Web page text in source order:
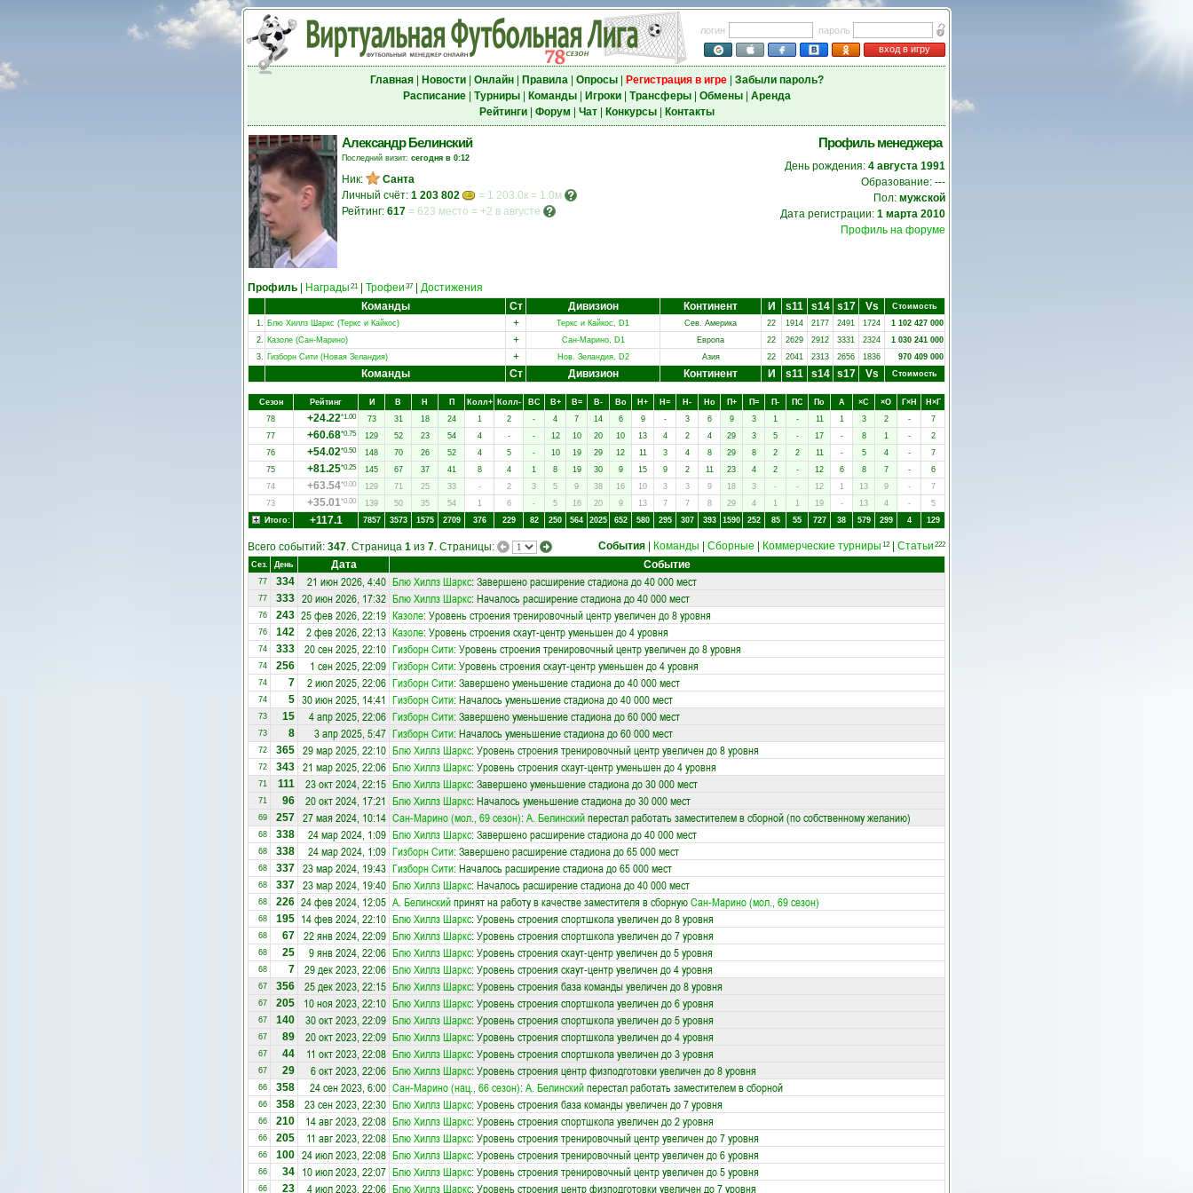
логин
пароль
вход в игру
Главная| Новости| Онлайн| Правила| Опросы| Регистрация в игре| Забыли пароль?
Расписание| Турниры| Команды| Игроки| Трансферы| Обмены| Аренда
Рейтинги| Форум Чат| Конкурсы| Контакты
Александр Белинский
Последний визит: сегодня в 0:12
Ник:
Санта
Личный счёт: 1 203 802
= 1 203.0к = 1.0м
Рейтинг: 617 = 623 место = +2 в августе
Профиль менеджера
День рождения: 4 августа 1991
Образование: ---
Пол: мужской
Дата регистрации: 1 марта 2010
Профиль на форуме
Профиль Награды 21 Трофеи 37
Достижения
Команды
Ст Дивизион Континент И s11 s14 s17 Vs
Стоимость
1. Блю Хиллз Шаркс (Теркс и Кайкос) + Теркс и Кайкос, D1 Сев. Америка 22 1914 2177 2491 1724
1 102 427 000
2. Казоле (Сан-Марино) + Сан-Марино, D1 Европа 22 2629 2912 3331 2324
1 030 241 000
3. Гизборн Сити (Новая Зеландия) + Нов. Зеландия, D2 Азия 22 2041 2313 2656 1836 970 409 000
Команды Ст Дивизион Континент И s11 s14 s17 Vs Стоимость
Сезон Рейтинг И В Н П Колл+ Колл- ВC В+ В= В- Вo Н+ Н= Н- Нo П+ П= П- ПC Пo А ×C ×O Г×Н
Н×Г
78
+24.22*1.00 73 31 18 24 1 2 - 4 7 14 6 9 - 3 6 9 3 1 - 11 1 3 2 -
7
77
+60.68*0.75 129 52 23 54 4 - - 12 10 20 10 13 4 2 4 29 3 5 - 17 - 8 1 -
2
76
+54.02*0.50 148 70 26 52 4 5 - 10 19 29 12 11 3 4 8 29 8 2 2 11 - 5 4 -
7
75
+81.25*0.25 145 67 37 41 8 4 1 8 19 30 9 15 9 2 11 23 4 2 - 12 6 8 7 -
6
74
+63.54*0.00 129 71 25 33 - 2 3 5 9 38 16 10 3 3 9 18 3 - - 12 1 13 9 -
7
73
+35.01*0.00 139 50 35 54 1 6 - 5 16 20 9 13 7 7 8 29 4 1 1 19 - 13 4 -
5
Итого:
+117.1 7857 3573 1575 2709 376 229 82 250 564 2025 652 580 295 307 393 1590 252 85 55 727 38 579 299 4 129
Всего событий: 347. Страница 1 из 7. Страницы: События Команды Сборные Коммерческие турниры 12 Статьи 222
Сез. День Дата Событие
77 334 21 июн 2026, 4:40 Блю Хиллз Шаркс: Завершено расширение стадиона до 40 000 мест
77 333 20 июн 2026, 17:32 Блю Хиллз Шаркс: Началось расширение стадиона до 40 000 мест
76 243 25 фев 2026, 22:19 Казоле: Уровень строения тренировочный центр увеличен до 8 уровня
76 142 2 фев 2026, 22:13 Казоле: Уровень строения скаут-центр уменьшен до 4 уровня
74 333 20 сен 2025, 22:10 Гизборн Сити: Уровень строения тренировочный центр увеличен до 8 уровня
74 256 1 сен 2025, 22:09 Гизборн Сити: Уровень строения скаут-центр уменьшен до 4 уровня
74 7 2 июл 2025, 22:06 Гизборн Сити: Завершено уменьшение стадиона до 40 000 мест
74 5 30 июн 2025, 14:41 Гизборн Сити: Началось уменьшение стадиона до 40 000 мест
73 15 4 апр 2025, 22:06 Гизборн Сити: Завершено уменьшение стадиона до 60 000 мест
73 8 3 апр 2025, 5:47 Гизборн Сити: Началось уменьшение стадиона до 60 000 мест
72 365 29 мар 2025, 22:10 Блю Хиллз Шаркс: Уровень строения тренировочный центр увеличен до 8 уровня
72 343 21 мар 2025, 22:06 Блю Хиллз Шаркс: Уровень строения скаут-центр уменьшен до 4 уровня
71 111 23 окт 2024, 22:15 Блю Хиллз Шаркс: Завершено уменьшение стадиона до 30 000 мест
71 96 20 окт 2024, 17:21 Блю Хиллз Шаркс: Началось уменьшение стадиона до 30 000 мест
69 257 27 мая 2024, 10:14 Сан-Марино (мол., 69 сезон): А. Белинскийперестал работать заместителем в сборной (по собственному желанию)
68 338 24 мар 2024, 1:09 Блю Хиллз Шаркс: Завершено расширение стадиона до 40 000 мест
68 338 24 мар 2024, 1:09 Гизборн Сити: Завершено расширение стадиона до 65 000 мест
68 337 23 мар 2024, 19:43 Гизборн Сити: Началось расширение стадиона до 65 000 мест
68 337 23 мар 2024, 19:40 Блю Хиллз Шаркс: Началось расширение стадиона до 40 000 мест
68 226 24 фев 2024, 12:05 А. Белинскийпринят на работу в качестве заместителя в сборнуюСан-Марино (мол., 69 сезон)
68 195 14 фев 2024, 22:10 Блю Хиллз Шаркс: Уровень строения спортшкола увеличен до 8 уровня
68 67 22 янв 2024, 22:09 Блю Хиллз Шаркс: Уровень строения спортшкола увеличен до 7 уровня
68 25 9 янв 2024, 22:06 Блю Хиллз Шаркс: Уровень строения скаут-центр увеличен до 5 уровня
68 7 29 дек 2023, 22:06 Блю Хиллз Шаркс: Уровень строения скаут-центр увеличен до 4 уровня
67 356 25 дек 2023, 22:15 Блю Хиллз Шаркс: Уровень строения база команды увеличен до 8 уровня
67 205 10 ноя 2023, 22:10 Блю Хиллз Шаркс: Уровень строения спортшкола увеличен до 6 уровня
67 140 30 окт 2023, 22:09 Блю Хиллз Шаркс: Уровень строения спортшкола увеличен до 5 уровня
67 89 20 окт 2023, 22:09 Блю Хиллз Шаркс: Уровень строения спортшкола увеличен до 4 уровня
67 44 11 окт 2023, 22:08 Блю Хиллз Шаркс: Уровень строения спортшкола увеличен до 3 уровня
67 29 6 окт 2023, 22:06 Блю Хиллз Шаркс: Уровень строения центр физподготовки увеличен до 8 уровня
66 358 24 сен 2023, 6:00 Сан-Марино (нац., 66 сезон): А. Белинскийперестал работать заместителем в сборной
66 358 23 сен 2023, 22:30 Блю Хиллз Шаркс: Уровень строения база команды увеличен до 7 уровня
66 210 14 авг 2023, 22:08 Блю Хиллз Шаркс: Уровень строения спортшкола увеличен до 2 уровня
66 205 11 авг 2023, 22:08 Блю Хиллз Шаркс: Уровень строения тренировочный центр увеличен до 7 уровня
66 100 24 июл 2023, 22:08 Блю Хиллз Шаркс: Уровень строения тренировочный центр увеличен до 6 уровня
66 34 10 июл 2023, 22:07 Блю Хиллз Шаркс: Уровень строения тренировочный центр увеличен до 5 уровня
66 23 4 июл 2023, 22:06 Блю Хиллз Шаркс: Уровень строения центр физподготовки увеличен до 7 уровня